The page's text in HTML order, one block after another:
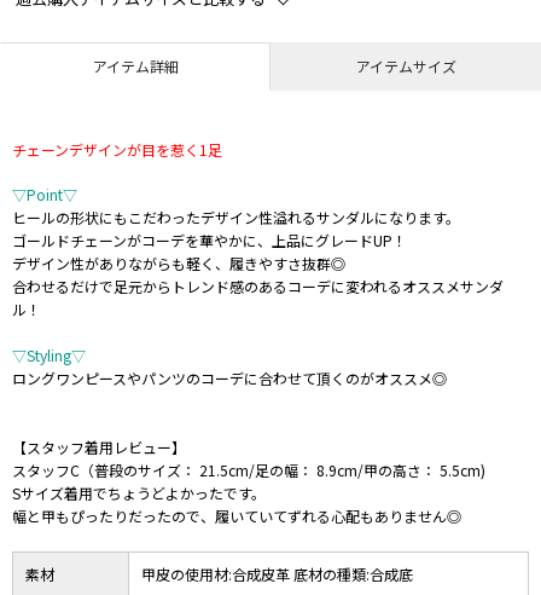
アイテム詳細 アイテムサイズ
チェーンデザインが目を惹く1足
▽Point▽
ヒールの形状にもこだわったデザイン性溢れるサンダルになります。
ゴールドチェーンがコーデを華やかに、上品にグレードUP！
デザイン性がありながらも軽く、履きやすさ抜群◎
合わせるだけで足元からトレンド感のあるコーデに変われるオススメサンダ
ル！
▽Styling▽
ロングワンピースやパンツのコーデに合わせて頂くのがオススメ◎
【スタッフ着用レビュー】
スタッフC（普段のサイズ： 21.5cm/足の幅： 8.9cm/甲の高さ： 5.5cm)
Sサイズ着用でちょうどよかったです。
幅と甲もぴったりだったので、履いていてずれる心配もありません◎
素材 甲皮の使用材:合成皮革 底材の種類:合成底